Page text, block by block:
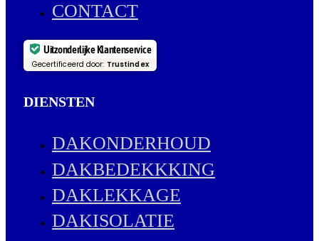
CONTACT
Uitzonderlijke Klantenservice
Gecertificeerd door: Trustindex
DIENSTEN
DAKONDERHOUD
DAKBEDEKKKING
DAKLEKKAGE
DAKISOLATIE